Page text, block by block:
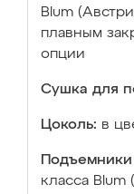
Blum
плавным
опции
Сушка для
Цоколь: в
Подъемники
класса Blum